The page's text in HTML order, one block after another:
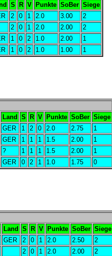
S R V Punkte SoBer Siege
2 0 1 2.0 3.00
2
2 0 1 2.0 2.00
2
1 0 2 1.0 2.00
1
1 0 2 1.0 1.00 1
Land S R V Punkte SoBer Siege
GER 1 2 0 2.0 2.75
1
GER 1 1 1 1.5 2.00
1
? 1 1 1 1.5 2.00
1
GER 0 2 1 1.0 1.75 0
Land S R V Punkte SoBer Siege
GER 2 0 1 2.0 2.50
2
2 0 1 2.0 2.00
2